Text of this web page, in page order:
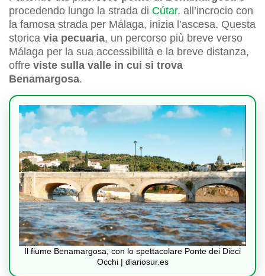
procedendo lungo la strada di Cútar, all’incrocio con
la famosa strada per Málaga, inizia l’ascesa. Questa
storica via pecuaria, un percorso più breve verso
Málaga per la sua accessibilità e la breve distanza,
offre viste sulla valle in cui si trova
Benamargosa.
Il fiume Benamargosa, con lo spettacolare Ponte dei Dieci
Occhi | diariosur.es